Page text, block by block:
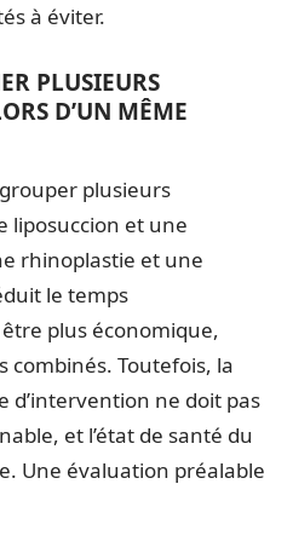
à éviter.
PLUSIEURS
D’UN MÊME
plusieurs
liposuccion et une
rhinoplastie et une
le temps
plus économique,
combinés. Toutefois, la
d’intervention ne doit pas
et l’état de santé du
Une évaluation préalable